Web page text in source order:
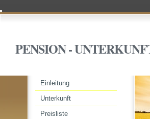
PENSION -
Einleitung
Unterkunft
Preisliste